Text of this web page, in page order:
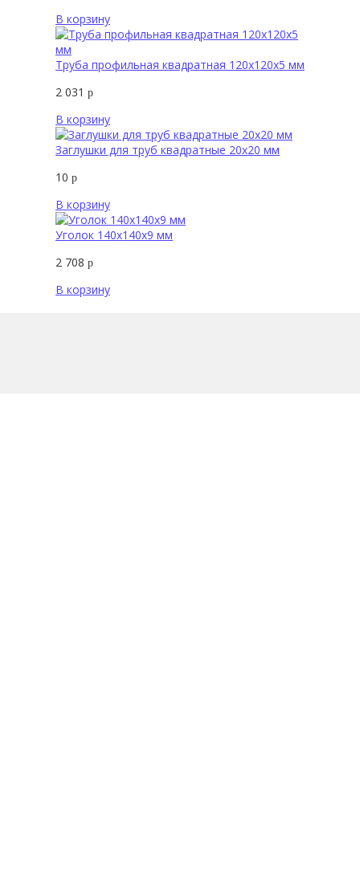
В корзину
Труба профильная квадратная 120х120х5 мм
2 031 р
В корзину
Заглушки для труб квадратные 20х20 мм
10 р
В корзину
Уголок 140х140х9 мм
2 708 р
В корзину